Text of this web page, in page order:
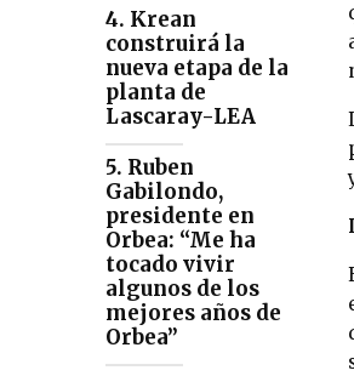
4. Krean
construirá la
nueva etapa de la
planta de
Lascaray-LEA
5. Ruben
Gabilondo,
presidente en
Orbea: “Me ha
tocado vivir
algunos de los
mejores años de
Orbea”